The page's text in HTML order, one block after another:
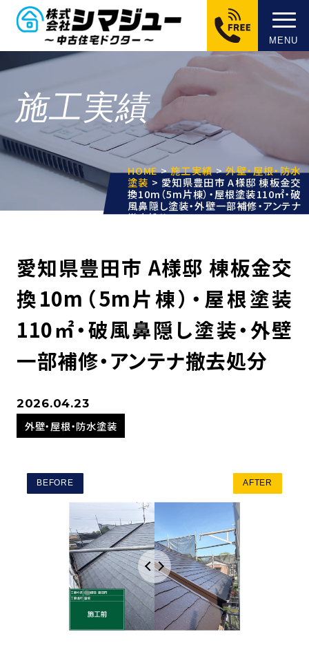
MENU
施工実績
HOME>施工実績>外壁・屋根・防水
塗装 > 愛知県豊田市 A様邸 棟板金交
換10m（5m片棟）・屋根塗装110㎡・破
風鼻隠し塗装・外壁一部補修・アンテナ
撤去処分
愛知県豊田市 A様邸 棟板金交
換10m（5m片棟）・屋根塗装
110㎡・破風鼻隠し塗装・外壁
一部補修・アンテナ撤去処分
2026.04.23
外壁・屋根・防水塗装